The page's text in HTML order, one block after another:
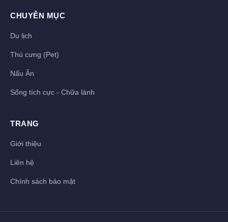
CHUYÊN MỤC
Du lịch
Thú cưng (Pet)
Nấu Ăn
Sống tích cực - Chữa lành
TRANG
Giới thiệu
Liên hệ
Chính sách bảo mật